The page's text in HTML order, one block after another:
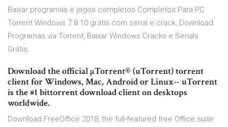
Baixar programas e jogos completos Completos Para PC
Torrent Windows 7 8 10 grátis com serial e crack, Download
Programas via Torrent, Baixar Windows Cracks e Serials
Grátis.
Download the official µTorrent® (uTorrent) torrent
client for Windows, Mac, Android or Linux-- uTorrent
is the #1 bittorrent download client on desktops
worldwide.
Download FreeOffice 2018, the full-featured free Office suite